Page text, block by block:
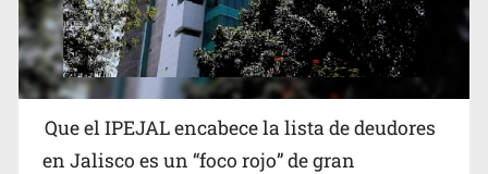
Que el IPEJAL encabece la lista de deudores
en Jalisco es un “foco rojo” de gran